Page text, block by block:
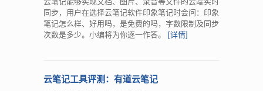
同步，用户在选择云笔记软件印象笔记时会问：印象
笔记怎么样、好用吗，是免费的吗，字数限制及同步
次数是多少。小编将为你逐一作答。
[详情]
云笔记工具评测：有道云笔记